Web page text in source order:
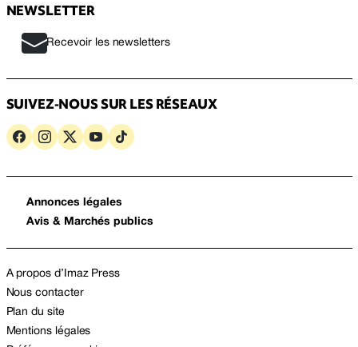
NEWSLETTER
Recevoir les newsletters
SUIVEZ-NOUS SUR LES RÉSEAUX
Annonces légales
Avis & Marchés publics
A propos d’Imaz Press
Nous contacter
Plan du site
Mentions légales